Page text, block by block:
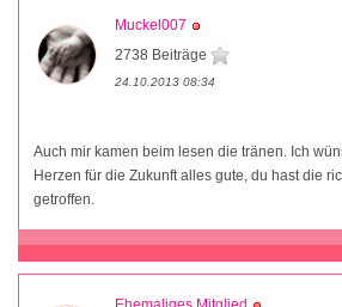
Muckel007
2738 Beiträge
24.10.2013 08:34
Auch mir kamen beim lesen die tränen. Ich
Herzen für die Zukunft alles gute, du hast die
getroffen.